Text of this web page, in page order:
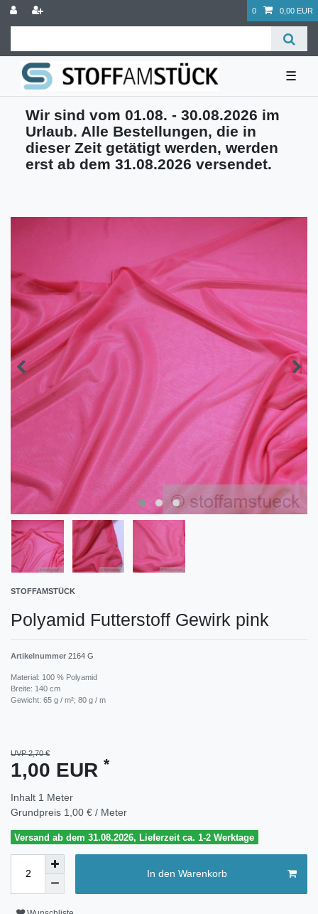
0 0,00 EUR
☰
Wir sind vom 01.08. - 30.08.2026 im
Urlaub. Alle Bestellungen, die in
dieser Zeit getätigt werden, werden
erst ab dem 31.08.2026 versendet.
STOFFAMSTÜCK
Polyamid Futterstoff Gewirk pink
Artikelnummer 2164 G
Material: 100 % Polyamid
Breite: 140 cm
Gewicht: 65 g / m²; 80 g / m
UVP 2,70 €
1,00 EUR *
Inhalt 1 Meter
Grundpreis 1,00 € / Meter
Versand ab dem 31.08.2026, Lieferzeit ca. 1-2 Werktage
In den Warenkorb